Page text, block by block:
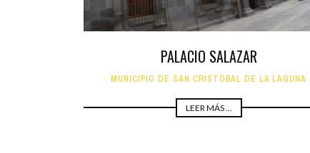
PALACIO SALAZAR
MUNICIPIO DE SAN CRISTÓBAL DE LA LAGUNA
LEER MÁS ...